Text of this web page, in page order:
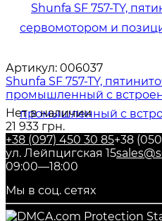
Артикул: 006037
Shunfa SF 757-TY,
промышленный с
Нет в наличии
21 933 грн.
+38 (097) 450 30 85+38
ул. Лейпцигская 15
09:00—18:00
Мы в соц. сетях